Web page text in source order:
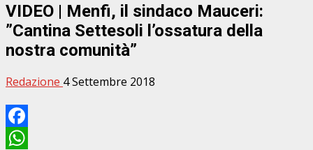
VIDEO | Menfi, il sindaco Mauceri:
”Cantina Settesoli l’ossatura della
nostra comunità”
Redazione 4 Settembre 2018
Facebook